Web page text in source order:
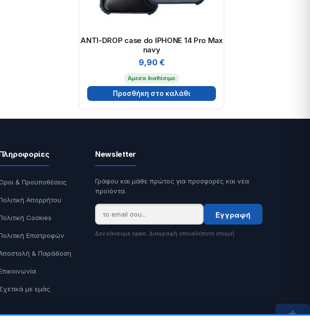
ANTI-DROP case do IPHONE 14 Pro Max
navy
9,90 €
Άμεσα διαθέσιμο
Προσθήκη στο καλάθι
& Προϋποθέσεις
Απορρήτου
Cookies
Επιστροφών
& Παράδοση
με εμάς
Newsletter
Γράψου και μάθε πρώτος για προσφορές και νέα
προϊόντα.
Εγγραφή
Δεν κάνουμε spam. Διαγραφή οποιαδήποτε στιγμή.